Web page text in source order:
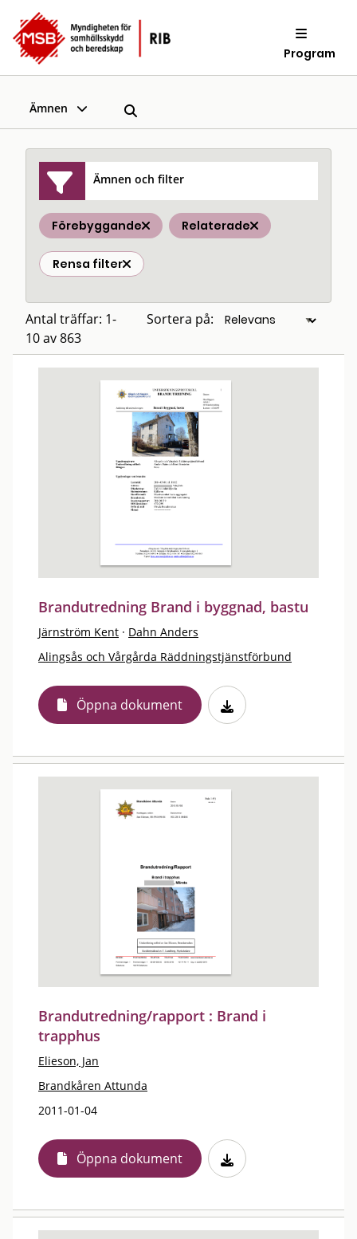
Program
Ämnen
Ämnen och filter
Förebyggande Relaterade
Rensa filter
Antal träffar: 1-
10 av 863
Sortera på:
Brandutredning Brand i byggnad, bastu
Järnström Kent · Dahn Anders
Alingsås och Vårgårda Räddningstjänstförbund
Öppna dokument
Brandutredning/rapport : Brand i
trapphus
Elieson, Jan
Brandkåren Attunda
2011-01-04
Öppna dokument